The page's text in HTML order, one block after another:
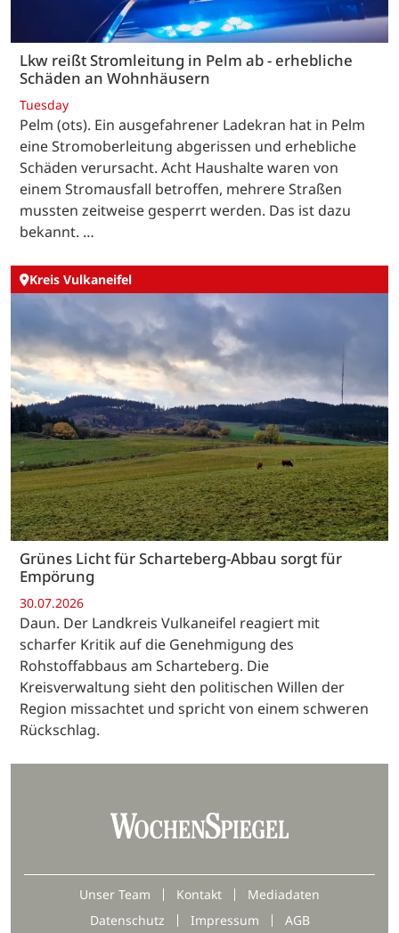
Lkw reißt Stromleitung in Pelm ab - erhebliche
Schäden an Wohnhäusern
Tuesday
Pelm (ots). Ein ausgefahrener Ladekran hat in Pelm
eine Stromoberleitung abgerissen und erhebliche
Schäden verursacht. Acht Haushalte waren von
einem Stromausfall betroffen, mehrere Straßen
mussten zeitweise gesperrt werden. Das ist dazu
bekannt. …
Kreis Vulkaneifel
Grünes Licht für Scharteberg-Abbau sorgt für
Empörung
30.07.2026
Daun. Der Landkreis Vulkaneifel reagiert mit
scharfer Kritik auf die Genehmigung des
Rohstoffabbaus am Scharteberg. Die
Kreisverwaltung sieht den politischen Willen der
Region missachtet und spricht von einem schweren
Rückschlag.
Unser Team Kontakt
Mediadaten
Datenschutz
Impressum AGB